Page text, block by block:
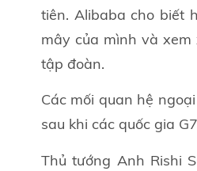
tiên. Alibaba cho biết
mây của mình và
tập đoàn.
Các mối quan hệ
sau khi các quốc gia
Thủ tướng Anh Rishi